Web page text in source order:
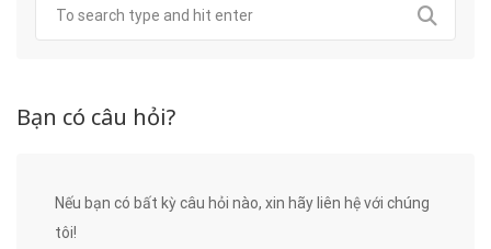
Bạn có câu hỏi?
Nếu bạn có bất kỳ câu hỏi nào, xin hãy liên hệ với chúng
tôi!